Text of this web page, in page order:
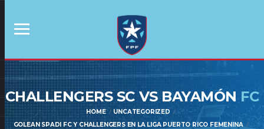
CHALLENGERS SC VS BAYAMÓN FC
HOME
UNCATEGORIZED
GOLEAN SPADI FC Y CHALLENGERS EN LA LIGA PUERTO RICO FEMENINA